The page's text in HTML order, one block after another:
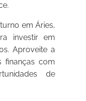
em Áries,
investir em
Aproveite a
finanças com
de